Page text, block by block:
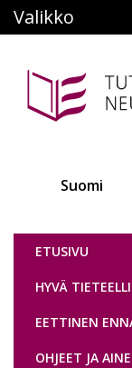
Main
Valikko
Suomi
ETUSIVU
HYVÄ
EETTINEN
OHJEET JA